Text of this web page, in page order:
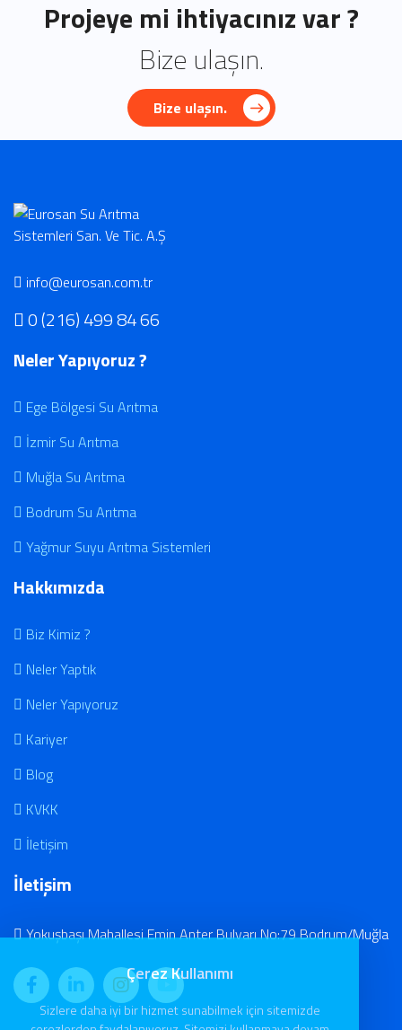
Projeye mi ihtiyacınız var ?
Bize ulaşın.
Bize ulaşın.
info@eurosan.com.tr
0 (216) 499 84 66
Neler Yapıyoruz ?
Ege Bölgesi Su Arıtma
İzmir Su Arıtma
Muğla Su Arıtma
Bodrum Su Arıtma
Yağmur Suyu Arıtma Sistemleri
Hakkımızda
Biz Kimiz ?
Neler Yaptık
Neler Yapıyoruz
Kariyer
Blog
KVKK
İletişim
İletişim
Yokuşbaşı Mahallesi Emin Anter Bulvarı No:79 Bodrum/Muğla
Çerez Kullanımı
Sizlere daha iyi bir hizmet sunabilmek için sitemizde